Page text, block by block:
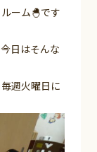
ーム🐣です
日はそんな
週火曜日に